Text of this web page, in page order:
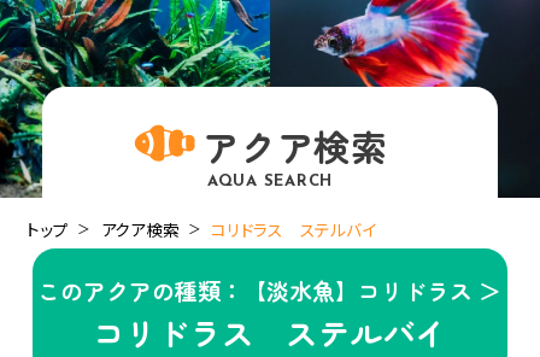
アクア検索
AQUA SEARCH
トップ アクア検索 コリドラス ステルバイ
このアクアの種類：【淡水魚】コリドラス ＞
コリドラス ステルバイ